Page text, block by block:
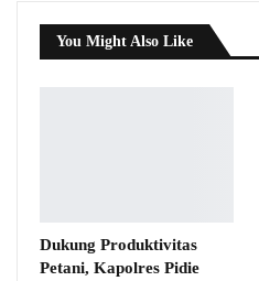
You Might Also Like
Dukung Produktivitas
Petani, Kapolres Pidie